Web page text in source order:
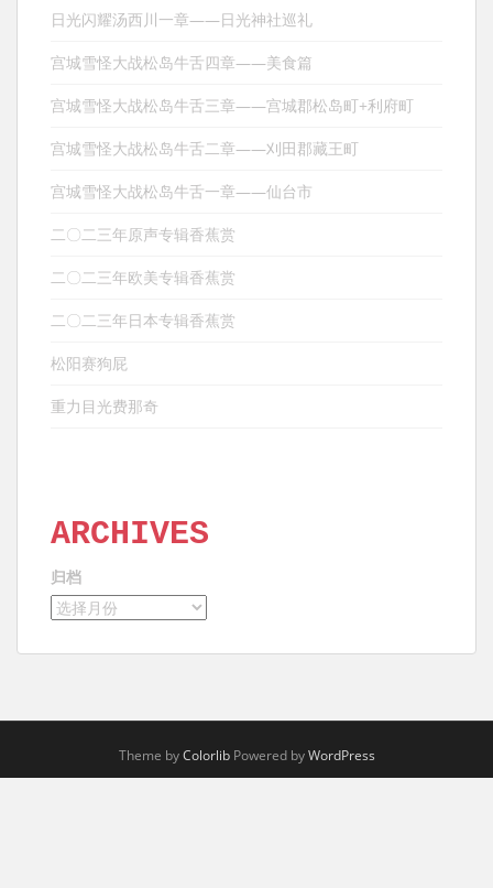
日光闪耀汤西川一章——日光神社巡礼
宫城雪怪大战松岛牛舌四章——美食篇
宫城雪怪大战松岛牛舌三章——宫城郡松岛町+利府町
宫城雪怪大战松岛牛舌二章——刈田郡藏王町
宫城雪怪大战松岛牛舌一章——仙台市
二〇二三年原声专辑香蕉赏
二〇二三年欧美专辑香蕉赏
二〇二三年日本专辑香蕉赏
松阳赛狗屁
重力目光费那奇
ARCHIVES
归档
Theme byColorlibPowered byWordPress